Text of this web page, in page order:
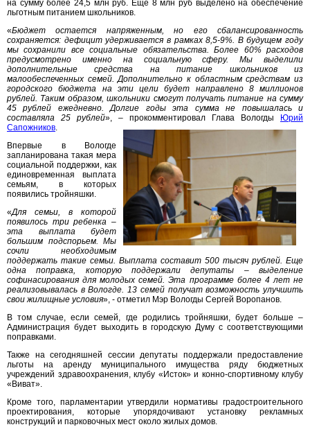
на сумму более 24,5 млн руб. Еще 8 млн руб выделено на обеспечение
льготным питанием школьников.
«Бюджет остается напряженным, но его сбалансированность
сохраняется: дефицит удерживается в рамках 8,5-9%. В будущем году
мы сохранили все социальные обязательства. Более 60% расходов
предусмотрено именно на социальную сферу. Мы выделили
дополнительные средства на питание школьников из
малообеспеченных семей. Дополнительно к областным средствам из
городского бюджета на эти цели будет направлено 8 миллионов
рублей. Таким образом, школьники смогут получать питание на сумму
45 рублей ежедневно. Долгие годы эта сумма не повышалась и
составляла 25 рублей», – прокомментировал Глава Вологды
Юрий
Сапожников.
Впервые в Вологде
запланирована такая мера
социальной поддержки, как
единовременная выплата
семьям, в которых
появились тройняшки.
«Для семьи, в которой
появилось три ребенка –
эта выплата будет
большим подспорьем. Мы
сочли необходимым
поддержать такие семьи. Выплата составит 500 тысяч рублей. Еще
одна поправка, которую поддержали депутаты – выделение
софинасирования для молодых семей. Эта программе более 4 лет не
реализовывалась в Вологде. 13 семей получат возможность улучшить
свои жилищные условия», - отметил Мэр Вологды Сергей Воропанов.
В том случае, если семей, где родились тройняшки, будет больше –
Администрация будет выходить в городскую Думу с соответствующими
поправками.
Также на сегодняшней сессии депутаты поддержали предоставление
льготы на аренду муниципального имущества ряду бюджетных
учреждений здравоохранения, клубу «Исток» и конно-спортивному клубу
«Виват».
Кроме того, парламентарии утвердили нормативы градостроительного
проектирования, которые упорядочивают установку рекламных
конструкций и парковочных мест около жилых домов.